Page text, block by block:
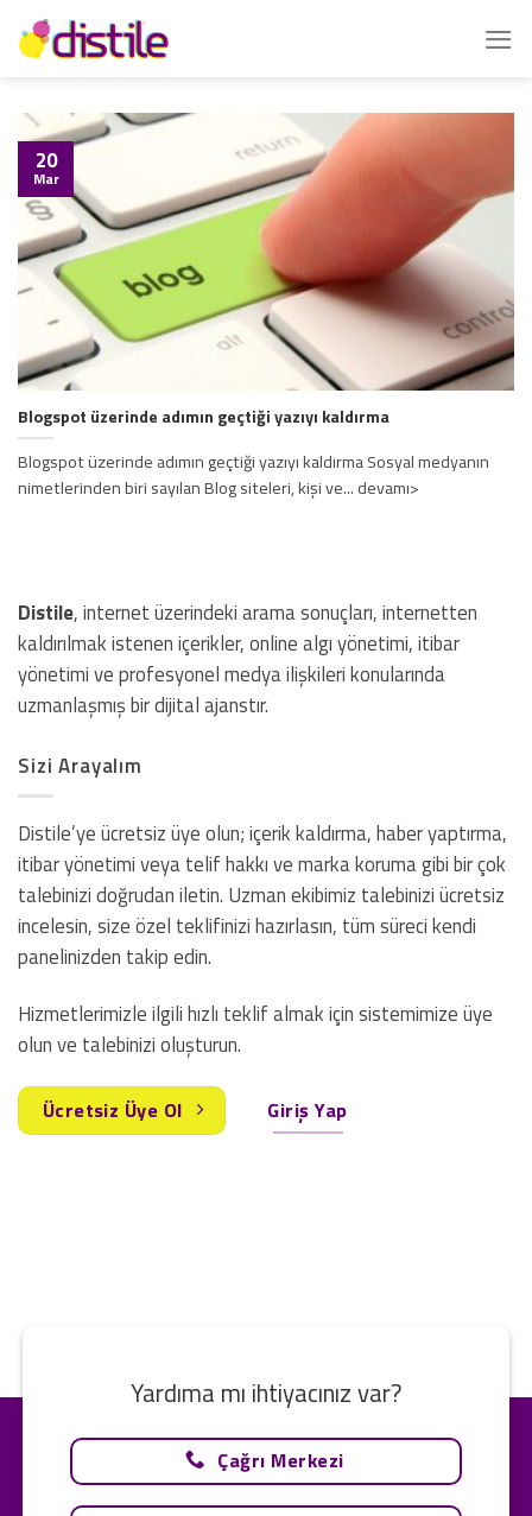
İçeriğe
atla
Blogspot üzerinde adımın geçtiği yazıyı kaldırma
Blogspot üzerinde adımın geçtiği yazıyı kaldırma Sosyal medyanın
nimetlerinden biri sayılan Blog siteleri, kişi ve... devamı>
20
Mar
Distile, internet üzerindeki arama sonuçları, internetten
kaldırılmak istenen içerikler, online algı yönetimi, itibar
yönetimi ve profesyonel medya ilişkileri konularında
uzmanlaşmış bir dijital ajanstır.
Sizi Arayalım
Distile’ye ücretsiz üye olun; içerik kaldırma, haber yaptırma,
itibar yönetimi veya telif hakkı ve marka koruma gibi bir çok
talebinizi doğrudan iletin. Uzman ekibimiz talebinizi ücretsiz
incelesin, size özel teklifinizi hazırlasın, tüm süreci kendi
panelinizden takip edin.
Hizmetlerimizle ilgili hızlı teklif almak için sistemimize üye
olun ve talebinizi oluşturun.
Ücretsiz Üye Ol Giriş Yap
Yardıma mı ihtiyacınız var?
Çağrı Merkezi